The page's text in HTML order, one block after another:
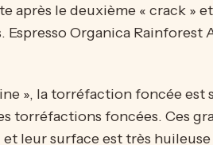
le deuxième « crack »
Espresso Organica Rainforest
», la torréfaction foncée est
torréfactions foncées. Ces
leur surface est très